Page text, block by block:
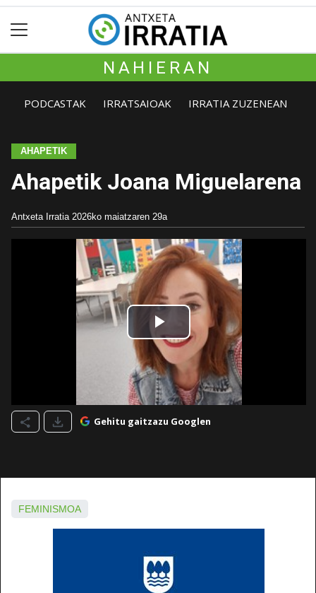
NAHIERAN
PODCASTAK IRRATSAIOAK IRRATIA ZUZENEAN
AHAPETIK
Ahapetik Joana Miguelarena
Antxeta Irratia 2026ko maiatzaren 29a
Gehitu gaitzazu Googlen
FEMINISMOA